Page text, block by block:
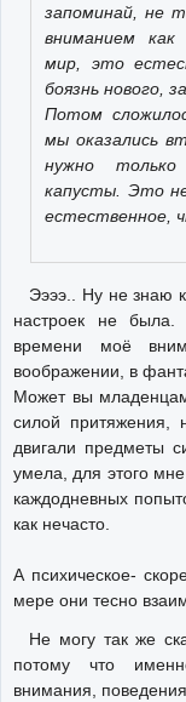
запоминай, не
вниманием как
мир, это
боязнь нового,
Потом
мы оказались
нужно
капусты. Это
естественное,
Ээээ.. Ну не знаю
настроек не
времени моё
воображении, в
Может вы
силой притяжения,
двигали предметы
умела, для этого
каждодневных
как нечасто.
А психическое-
мере они тесно
Не могу так же
потому что
внимания,